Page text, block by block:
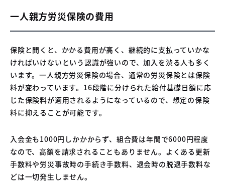
一人親方労災保険の費用
保険と聞くと、かかる費用が高く、継続的に支払っていかな
ければいけないという認識が強いので、加入を渋る人も多く
います。一人親方労災保険の場合、通常の労災保険とは保険
料が変わっています。16段階に分けられた給付基礎日額に応
じた保険料が適用されるようになっているので、想定の保険
料に抑えることが可能です。
入会金も1000円しかかからず、組合費は年間で6000円程度
なので、高額を請求されることもありません。よくある更新
手数料や労災事故時の手続き手数料、退会時の脱退手数料な
どは一切発生しません。